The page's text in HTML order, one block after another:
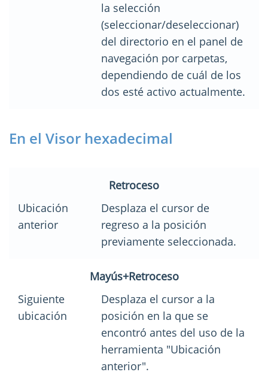
la selección
(seleccionar/deseleccionar)
del directorio en el panel de
navegación por carpetas,
dependiendo de cuál de los
dos esté activo actualmente.
En el Visor hexadecimal
Retroceso
Ubicación
anterior
Desplaza el cursor de
regreso a la posición
previamente seleccionada.
Mayús+Retroceso
Siguiente
ubicación
Desplaza el cursor a la
posición en la que se
encontró antes del uso de la
herramienta "Ubicación
anterior".